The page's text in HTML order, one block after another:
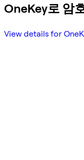
OneKey로 암
View details for